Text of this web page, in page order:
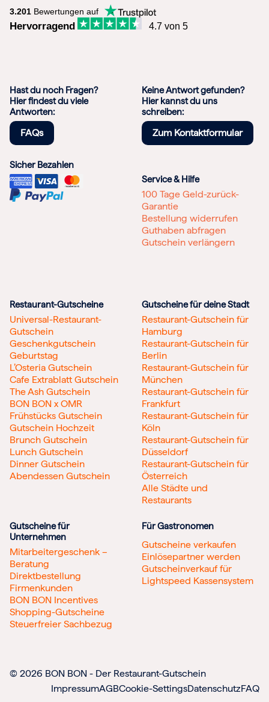
3.201 Bewertungen auf
Hervorragend 4.7 von 5
Hast du noch Fragen?
Hier findest du viele
Antworten:
FAQs
Keine Antwort gefunden?
Hier kannst du uns
schreiben:
Zum Kontaktformular
Sicher Bezahlen
Service & Hilfe
100 Tage Geld-zurück-
Garantie
Bestellung widerrufen
Guthaben abfragen
Gutschein verlängern
Restaurant-Gutscheine
Universal-Restaurant-
Gutschein
Geschenkgutschein
Geburtstag
L’Osteria Gutschein
Cafe Extrablatt Gutschein
The Ash Gutschein
BON BON x OMR
Frühstücks Gutschein
Gutschein Hochzeit
Brunch Gutschein
Lunch Gutschein
Dinner Gutschein
Abendessen Gutschein
Gutscheine für deine Stadt
Restaurant-Gutschein für
Hamburg
Restaurant-Gutschein für
Berlin
Restaurant-Gutschein für
München
Restaurant-Gutschein für
Frankfurt
Restaurant-Gutschein für
Köln
Restaurant-Gutschein für
Düsseldorf
Restaurant-Gutschein für
Österreich
Alle Städte und
Restaurants
Gutscheine für
Unternehmen
Mitarbeitergeschenk –
Beratung
Direktbestellung
Firmenkunden
BON BON Incentives
Shopping-Gutscheine
Steuerfreier Sachbezug
Für Gastronomen
Gutscheine verkaufen
Einlösepartner werden
Gutscheinverkauf für
Lightspeed Kassensystem
© 2026 BON BON - Der Restaurant-Gutschein
ImpressumAGBCookie-SettingsDatenschutzFAQ